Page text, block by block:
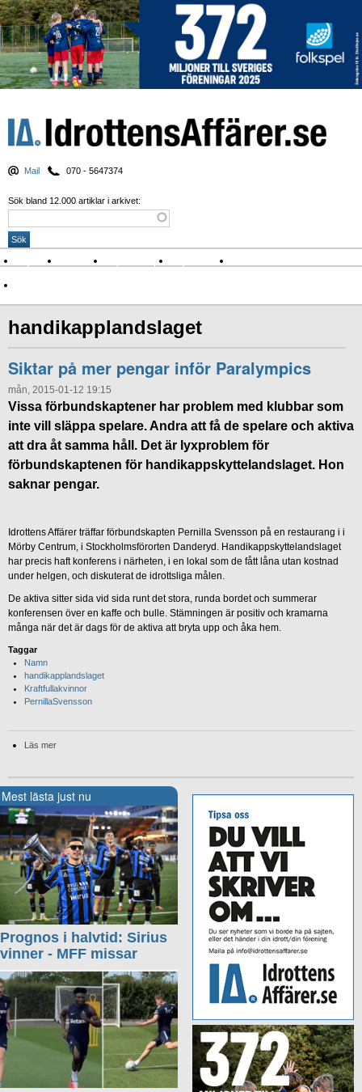
Mail 070 - 5647374
Sök bland 12.000 artiklar i arkivet:
Nyheter Krönikor Sport & spel Nyhetsbrev
handikapplandslaget
Siktar på mer pengar inför Paralympics
mån, 2015-01-12 19:15
Vissa förbundskaptener har problem med klubbar som
inte vill släppa spelare. Andra att få de spelare och aktiva
att dra åt samma håll. Det är lyxproblem för
förbundskaptenen för handikappskyttelandslaget. Hon
saknar pengar.
Idrottens Affärer träffar förbundskapten Pernilla Svensson på en restaurang i i
Mörby Centrum, i Stockholmsförorten Danderyd. Handikappskyttelandslaget
har precis haft konferens i närheten, i en lokal som de fått låna utan kostnad
under helgen, och diskuterat de idrottsliga målen.
De aktiva sitter sida vid sida runt det stora, runda bordet och summerar
konferensen över en kaffe och bulle. Stämningen är positiv och kramarna
många när det är dags för de aktiva att bryta upp och åka hem.
Taggar
Namn
handikapplandslaget
Kraftfullakvinnor
PernillaSvensson
Läs mer
Mest lästa just nu
Prognos i halvtid: Sirius
vinner - MFF missar